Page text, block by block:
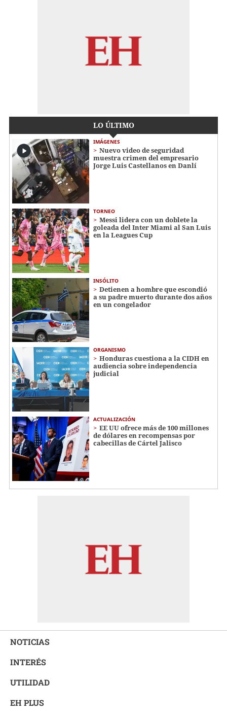
LO ÚLTIMO
IMÁGENES
Nuevo video de seguridad
muestra crimen del empresario
Jorge Luis Castellanos en Danlí
TORNEO
Messi lidera con un doblete la
goleada del Inter Miami al San Luis
en la Leagues Cup
INSÓLITO
Detienen a hombre que escondió
a su padre muerto durante dos años
en un congelador
ORGANISMO
Honduras cuestiona a la CIDH en
audiencia sobre independencia
judicial
ACTUALIZACIÓN
EE UU ofrece más de 100 millones
de dólares en recompensas por
cabecillas de Cártel Jalisco
NOTICIAS
INTERÉS
UTILIDAD
EH PLUS